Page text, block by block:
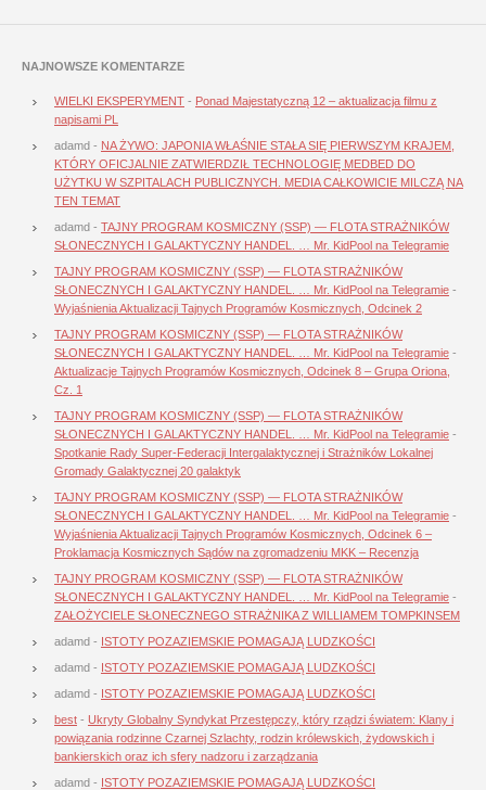
NAJNOWSZE KOMENTARZE
WIELKI EKSPERYMENT - Ponad Majestatyczną 12 – aktualizacja filmu z
napisami PL
adamd - NA ŻYWO: JAPONIA WŁAŚNIE STAŁA SIĘ PIERWSZYM KRAJEM,
KTÓRY OFICJALNIE ZATWIERDZIŁ TECHNOLOGIĘ MEDBED DO
UŻYTKU W SZPITALACH PUBLICZNYCH. MEDIA CAŁKOWICIE MILCZĄ NA
TEN TEMAT
adamd - TAJNY PROGRAM KOSMICZNY (SSP) — FLOTA STRAŻNIKÓW
SŁONECZNYCH I GALAKTYCZNY HANDEL. … Mr. KidPool na Telegramie
TAJNY PROGRAM KOSMICZNY (SSP) — FLOTA STRAŻNIKÓW
SŁONECZNYCH I GALAKTYCZNY HANDEL. … Mr. KidPool na Telegramie -
Wyjaśnienia Aktualizacji Tajnych Programów Kosmicznych, Odcinek 2
TAJNY PROGRAM KOSMICZNY (SSP) — FLOTA STRAŻNIKÓW
SŁONECZNYCH I GALAKTYCZNY HANDEL. … Mr. KidPool na Telegramie -
Aktualizacje Tajnych Programów Kosmicznych, Odcinek 8 – Grupa Oriona,
Cz. 1
TAJNY PROGRAM KOSMICZNY (SSP) — FLOTA STRAŻNIKÓW
SŁONECZNYCH I GALAKTYCZNY HANDEL. … Mr. KidPool na Telegramie -
Spotkanie Rady Super-Federacji Intergalaktycznej i Strażników Lokalnej
Gromady Galaktycznej 20 galaktyk
TAJNY PROGRAM KOSMICZNY (SSP) — FLOTA STRAŻNIKÓW
SŁONECZNYCH I GALAKTYCZNY HANDEL. … Mr. KidPool na Telegramie -
Wyjaśnienia Aktualizacji Tajnych Programów Kosmicznych, Odcinek 6 –
Proklamacja Kosmicznych Sądów na zgromadzeniu MKK – Recenzja
TAJNY PROGRAM KOSMICZNY (SSP) — FLOTA STRAŻNIKÓW
SŁONECZNYCH I GALAKTYCZNY HANDEL. … Mr. KidPool na Telegramie -
ZAŁOŻYCIELE SŁONECZNEGO STRAŻNIKA Z WILLIAMEM TOMPKINSEM
adamd - ISTOTY POZAZIEMSKIE POMAGAJĄ LUDZKOŚCI
adamd - ISTOTY POZAZIEMSKIE POMAGAJĄ LUDZKOŚCI
adamd - ISTOTY POZAZIEMSKIE POMAGAJĄ LUDZKOŚCI
best - Ukryty Globalny Syndykat Przestępczy, który rządzi światem: Klany i
powiązania rodzinne Czarnej Szlachty, rodzin królewskich, żydowskich i
bankierskich oraz ich sfery nadzoru i zarządzania
adamd - ISTOTY POZAZIEMSKIE POMAGAJĄ LUDZKOŚCI